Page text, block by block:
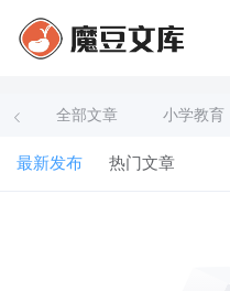
全部文章 小学教育
最新发布 热门文章